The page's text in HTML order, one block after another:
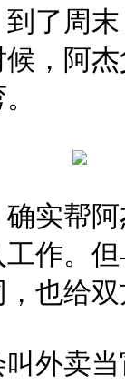
了周
，阿
帮阿
作。
也给
卖当